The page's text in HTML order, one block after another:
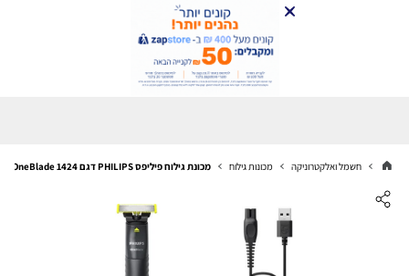
חשמל ואלקטרוניקה מכונות גילוח מכונת גילוח פיליפס PHILIPS דגם OneBlade 1424